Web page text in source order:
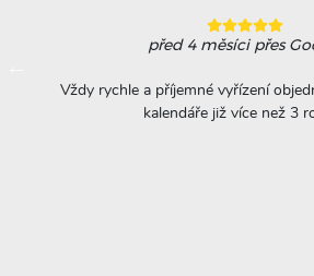
před 4 měsícipřes
Vždy rychle a příjemné vyřízení
kalendáře již více než 3